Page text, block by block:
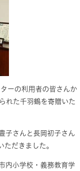
ーの利用者の皆さんか
れた千羽鶴を寄贈いた
子さんと長岡初子さん
だきました。
内小学校・義務教育学